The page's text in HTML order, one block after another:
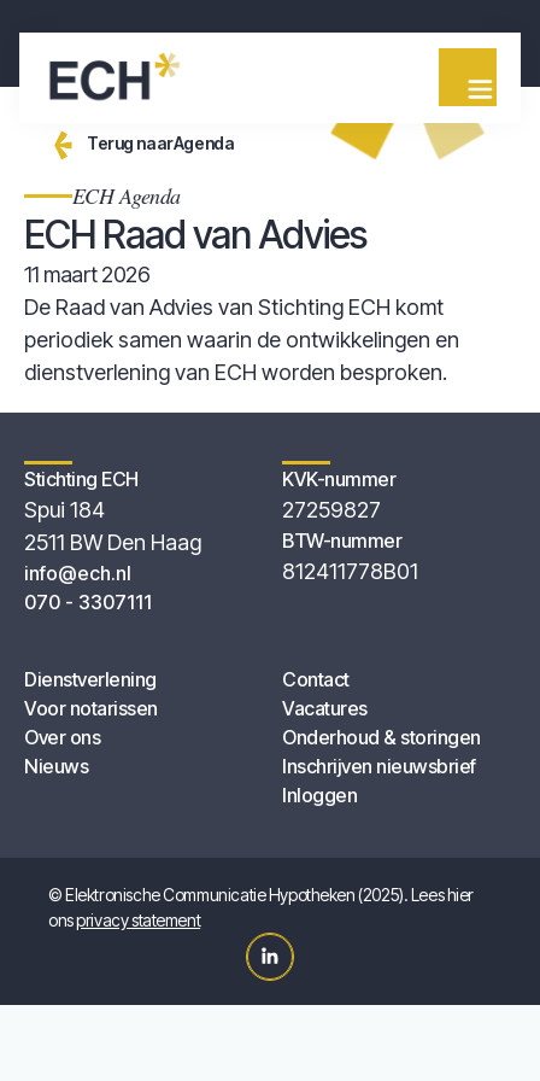
Terug naarAgenda
ECH Agenda
ECH Raad van Advies
11 maart 2026
De Raad van Advies van Stichting ECH komt
periodiek samen waarin de ontwikkelingen en
dienstverlening van ECH worden besproken.
Stichting ECH
Spui 184
2511 BW Den Haag
info@ech.nl
070 - 3307111
KVK-nummer
27259827
BTW-nummer
812411778B01
Dienstverlening
Voor notarissen
Over ons
Nieuws
Contact
Vacatures
Onderhoud & storingen
Inschrijven nieuwsbrief
Inloggen
© Elektronische Communicatie Hypotheken (2025). Lees hier
onsprivacy statement